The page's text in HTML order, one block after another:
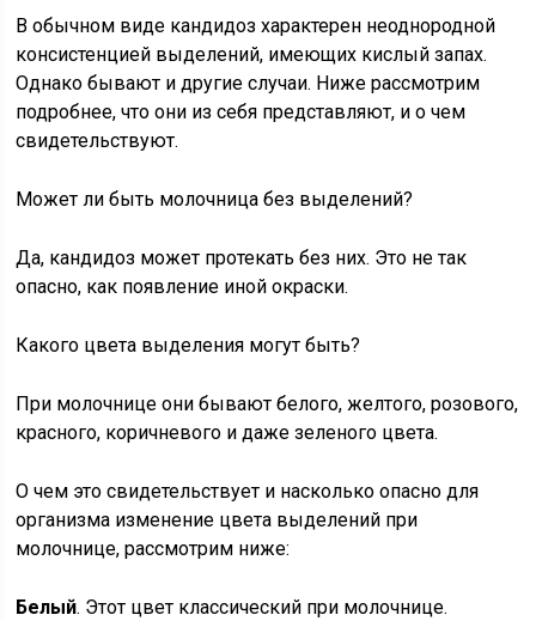
В обычном виде кандидоз характерен неоднородной
консистенцией выделений, имеющих кислый запах.
Однако бывают и другие случаи. Ниже рассмотрим
подробнее, что они из себя представляют, и о чем
свидетельствуют.
Может ли быть молочница без выделений?
Да, кандидоз может протекать без них. Это не так
опасно, как появление иной окраски.
Какого цвета выделения могут быть?
При молочнице они бывают белого, желтого, розового,
красного, коричневого и даже зеленого цвета.
О чем это свидетельствует и насколько опасно для
организма изменение цвета выделений при
молочнице, рассмотрим ниже:
Белый. Этот цвет классический при молочнице.